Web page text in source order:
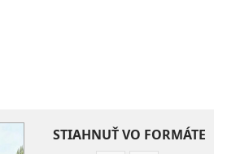
STIAHNUŤ VO FORMÁTE